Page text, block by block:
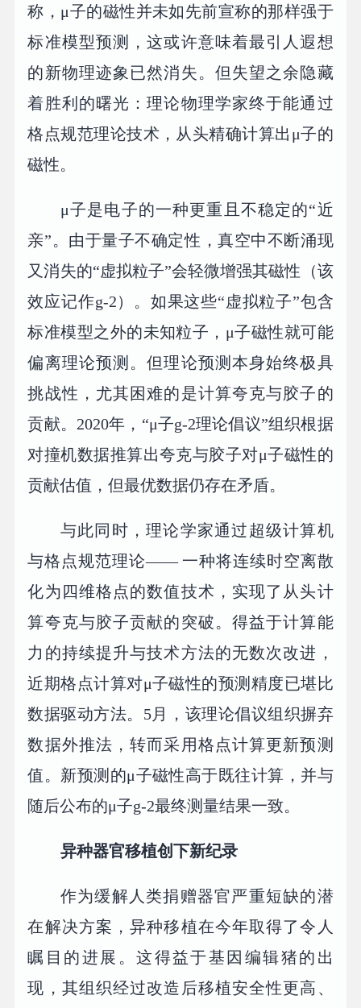
称，μ子的磁性并未如先前宣称的那样强于
标准模型预测，这或许意味着最引人遐想
的新物理迹象已然消失。但失望之余隐藏
着胜利的曙光：理论物理学家终于能通过
格点规范理论技术，从头精确计算出μ子的
磁性。
μ子是电子的一种更重且不稳定的“近
亲”。由于量子不确定性，真空中不断涌现
又消失的“虚拟粒子”会轻微增强其磁性（该
效应记作g-2）。如果这些“虚拟粒子”包含
标准模型之外的未知粒子，μ子磁性就可能
偏离理论预测。但理论预测本身始终极具
挑战性，尤其困难的是计算夸克与胶子的
贡献。2020年，“μ子g-2理论倡议”组织根据
对撞机数据推算出夸克与胶子对μ子磁性的
贡献估值，但最优数据仍存在矛盾。
与此同时，理论学家通过超级计算机
与格点规范理论—— 一种将连续时空离散
化为四维格点的数值技术，实现了从头计
算夸克与胶子贡献的突破。得益于计算能
力的持续提升与技术方法的无数次改进，
近期格点计算对μ子磁性的预测精度已堪比
数据驱动方法。5月，该理论倡议组织摒弃
数据外推法，转而采用格点计算更新预测
值。新预测的μ子磁性高于既往计算，并与
随后公布的μ子g-2最终测量结果一致。
异种器官移植创下新纪录
作为缓解人类捐赠器官严重短缺的潜
在解决方案，异种移植在今年取得了令人
瞩目的进展。这得益于基因编辑猪的出
现，其组织经过改造后移植安全性更高、